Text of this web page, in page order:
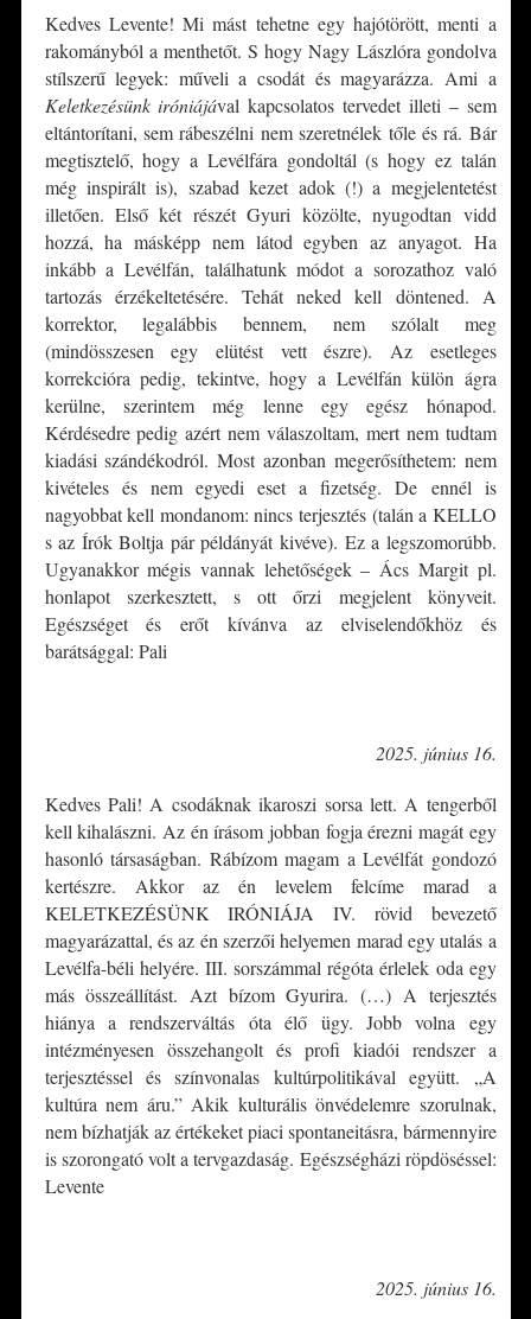
Kedves Levente! Mi mást tehetne egy hajótörött, menti a
rakományból a menthetőt. S hogy Nagy Lászlóra gondolva
stílszerű legyek: műveli a csodát és magyarázza. Ami a
Keletkezésünk iróniájával kapcsolatos tervedet illeti – sem
eltántorítani, sem rábeszélni nem szeretnélek tőle és rá. Bár
megtisztelő, hogy a Levélfára gondoltál (s hogy ez talán
még inspirált is), szabad kezet adok (!) a megjelentetést
illetően. Első két részét Gyuri közölte, nyugodtan vidd
hozzá, ha másképp nem látod egyben az anyagot. Ha
inkább a Levélfán, találhatunk módot a sorozathoz való
tartozás érzékeltetésére. Tehát neked kell döntened. A
korrektor, legalábbis bennem, nem szólalt meg
(mindösszesen egy elütést vett észre). Az esetleges
korrekcióra pedig, tekintve, hogy a Levélfán külön ágra
kerülne, szerintem még lenne egy egész hónapod.
Kérdésedre pedig azért nem válaszoltam, mert nem tudtam
kiadási szándékodról. Most azonban megerősíthetem: nem
kivételes és nem egyedi eset a fizetség. De ennél is
nagyobbat kell mondanom: nincs terjesztés (talán a KELLO
s az Írók Boltja pár példányát kivéve). Ez a legszomorúbb.
Ugyanakkor mégis vannak lehetőségek – Ács Margit pl.
honlapot szerkesztett, s ott őrzi megjelent könyveit.
Egészséget és erőt kívánva az elviselendőkhöz és
barátsággal: Pali
2025. június 16.
Kedves Pali! A csodáknak ikaroszi sorsa lett. A tengerből
kell kihalászni. Az én írásom jobban fogja érezni magát egy
hasonló társaságban. Rábízom magam a Levélfát gondozó
kertészre. Akkor az én levelem felcíme marad a
KELETKEZÉSÜNK IRÓNIÁJA IV. rövid bevezető
magyarázattal, és az én szerzői helyemen marad egy utalás a
Levélfa-béli helyére. III. sorszámmal régóta érlelek oda egy
más összeállítást. Azt bízom Gyurira. (…) A terjesztés
hiánya a rendszerváltás óta élő ügy. Jobb volna egy
intézményesen összehangolt és profi kiadói rendszer a
terjesztéssel és színvonalas kultúrpolitikával együtt. „A
kultúra nem áru.” Akik kulturális önvédelemre szorulnak,
nem bízhatják az értékeket piaci spontaneitásra, bármennyire
is szorongató volt a tervgazdaság. Egészségházi röpdöséssel:
Levente
2025. június 16.